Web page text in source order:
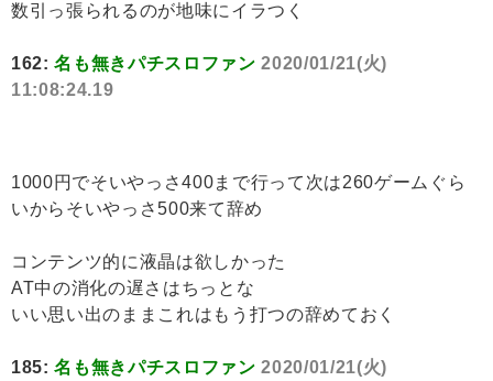
数引っ張られるのが地味にイラつく
162:名も無きパチスロファン 2020/01/21(火)
11:08:24.19
1000円でそいやっさ400まで行って次は260ゲームぐら
いからそいやっさ500来て辞め
コンテンツ的に液晶は欲しかった
AT中の消化の遅さはちっとな
いい思い出のままこれはもう打つの辞めておく
185:名も無きパチスロファン 2020/01/21(火)